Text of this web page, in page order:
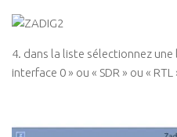
4. dans la liste sélectionnez
interface 0 » ou « SDR » ou « RTL